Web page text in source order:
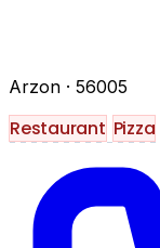
Arzon · 56005
Restaurant Pizza